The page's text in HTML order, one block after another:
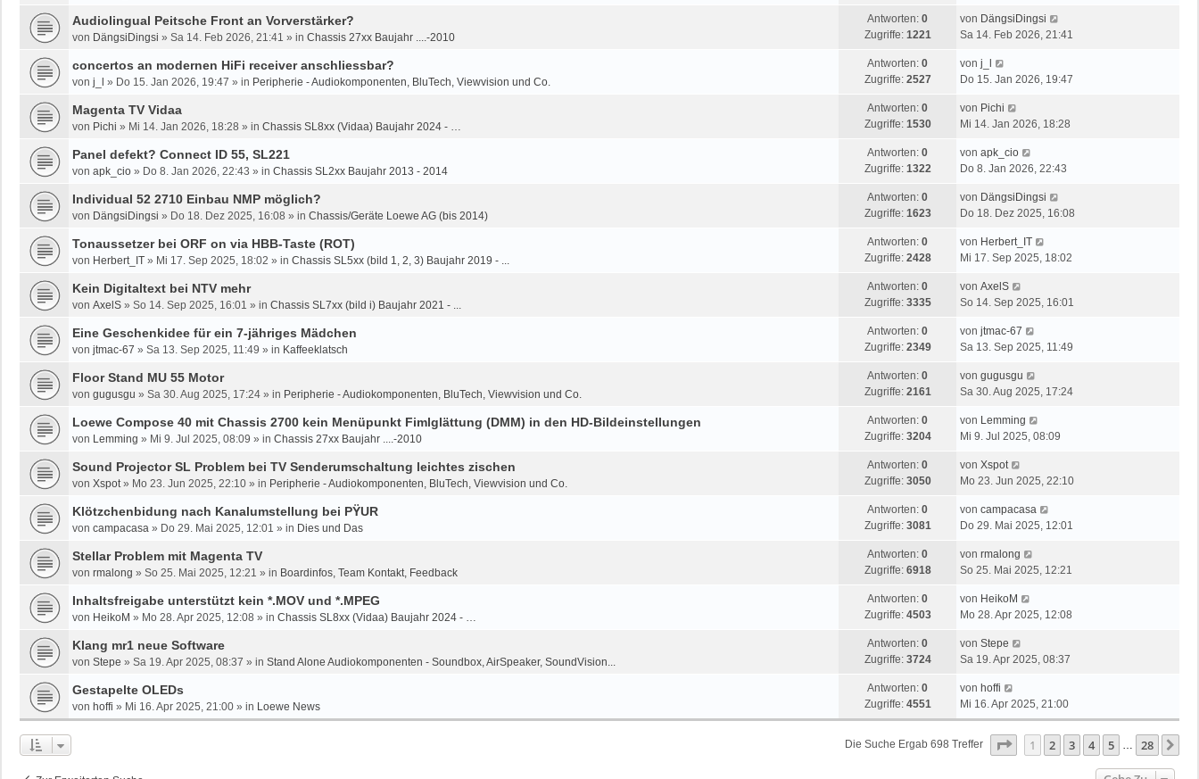
Audiolingual Peitsche Front an Vorverstärker?
von DängsiDingsi » Sa 14. Feb 2026, 21:41 » in Chassis 27xx Baujahr ....-2010
Antworten: 0
Zugriffe: 1221
von DängsiDingsi
Sa 14. Feb 2026, 21:41
concertos an modernen HiFi receiver anschliessbar?
von j_l » Do 15. Jan 2026, 19:47 » in Peripherie - Audiokomponenten, BluTech, Viewvision und Co.
Antworten: 0
Zugriffe: 2527
von j_l
Do 15. Jan 2026, 19:47
Magenta TV Vidaa
von Pichi » Mi 14. Jan 2026, 18:28 » in Chassis SL8xx (Vidaa) Baujahr 2024 - …
Antworten: 0
Zugriffe: 1530
von Pichi
Mi 14. Jan 2026, 18:28
Panel defekt? Connect ID 55, SL221
von apk_cio » Do 8. Jan 2026, 22:43 » in Chassis SL2xx Baujahr 2013 - 2014
Antworten: 0
Zugriffe: 1322
von apk_cio
Do 8. Jan 2026, 22:43
Individual 52 2710 Einbau NMP möglich?
von DängsiDingsi » Do 18. Dez 2025, 16:08 » in Chassis/Geräte Loewe AG (bis 2014)
Antworten: 0
Zugriffe: 1623
von DängsiDingsi
Do 18. Dez 2025, 16:08
Tonaussetzer bei ORF on via HBB-Taste (ROT)
von Herbert_IT » Mi 17. Sep 2025, 18:02 » in Chassis SL5xx (bild 1, 2, 3) Baujahr 2019 - ...
Antworten: 0
Zugriffe: 2428
von Herbert_IT
Mi 17. Sep 2025, 18:02
Kein Digitaltext bei NTV mehr
von AxelS » So 14. Sep 2025, 16:01 » in Chassis SL7xx (bild i) Baujahr 2021 - ...
Antworten: 0
Zugriffe: 3335
von AxelS
So 14. Sep 2025, 16:01
Eine Geschenkidee für ein 7-jähriges Mädchen
von jtmac-67 » Sa 13. Sep 2025, 11:49 » in Kaffeeklatsch
Antworten: 0
Zugriffe: 2349
von jtmac-67
Sa 13. Sep 2025, 11:49
Floor Stand MU 55 Motor
von gugusgu » Sa 30. Aug 2025, 17:24 » in Peripherie - Audiokomponenten, BluTech, Viewvision und Co.
Antworten: 0
Zugriffe: 2161
von gugusgu
Sa 30. Aug 2025, 17:24
Loewe Compose 40 mit Chassis 2700 kein Menüpunkt Fimlglättung (DMM) in den HD-Bildeinstellungen
von Lemming » Mi 9. Jul 2025, 08:09 » in Chassis 27xx Baujahr ....-2010
Antworten: 0
Zugriffe: 3204
von Lemming
Mi 9. Jul 2025, 08:09
Sound Projector SL Problem bei TV Senderumschaltung leichtes zischen
von Xspot» Mo 23. Jun 2025, 22:10 » in Peripherie - Audiokomponenten, BluTech, Viewvision und Co.
Antworten: 0
Zugriffe: 3050
von Xspot
Mo 23. Jun 2025, 22:10
Klötzchenbidung nach Kanalumstellung bei PŸUR
von campacasa » Do 29. Mai 2025, 12:01 » in Dies und Das
Antworten: 0
Zugriffe: 3081
von campacasa
Do 29. Mai 2025, 12:01
Stellar Problem mit Magenta TV
von rmalong » So 25. Mai 2025, 12:21 » in Boardinfos, Team Kontakt, Feedback
Antworten: 0
Zugriffe: 6918
von rmalong
So 25. Mai 2025, 12:21
Inhaltsfreigabe unterstützt kein *.MOV und *.MPEG
von HeikoM » Mo 28. Apr 2025, 12:08 » in Chassis SL8xx (Vidaa) Baujahr 2024 - …
Antworten: 0
Zugriffe: 4503
von HeikoM
Mo 28. Apr 2025, 12:08
Klang mr1 neue Software
von Stepe » Sa 19. Apr 2025, 08:37 » in Stand Alone Audiokomponenten - Soundbox, AirSpeaker, SoundVision...
Antworten: 0
Zugriffe: 3724
von Stepe
Sa 19. Apr 2025, 08:37
Gestapelte OLEDs
von hoffi » Mi 16. Apr 2025, 21:00 » in Loewe News
Antworten: 0
Zugriffe: 4551
von hoffi
Mi 16. Apr 2025, 21:00
Die Suche Ergab 698 Treffer Seite Von
1 2 3 4 5 … 28